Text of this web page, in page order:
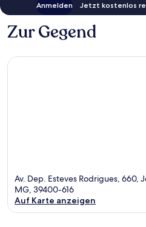
Anmelden Jetzt kostenlos
Zur Gegend
Av. Dep. Esteves Rodrigues, 660,
MG, 39400-616
Auf Karte anzeigen